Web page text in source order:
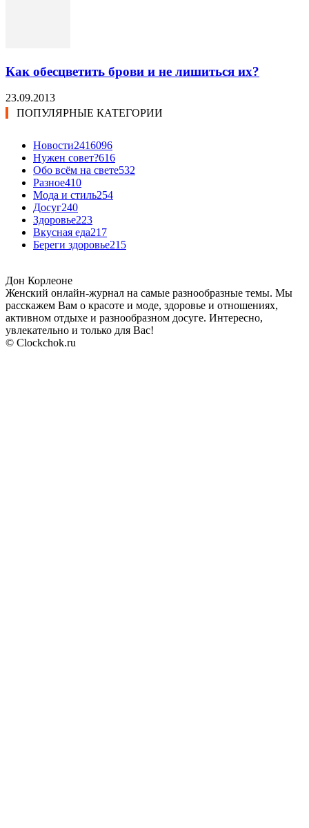
Как обесцветить брови и не лишиться их?
23.09.2013
ПОПУЛЯРНЫЕ КАТЕГОРИИ
Новости2416096
Нужен совет?616
Обо всём на свете532
Разное410
Мода и стиль254
Досуг240
Здоровье223
Вкусная еда217
Береги здоровье215
Дон Корлеоне
Женский онлайн-журнал на самые разнообразные темы. Мы
расскажем Вам о красоте и моде, здоровье и отношениях,
активном отдыхе и разнообразном досуге. Интересно,
увлекательно и только для Вас!
© Clockchok.ru